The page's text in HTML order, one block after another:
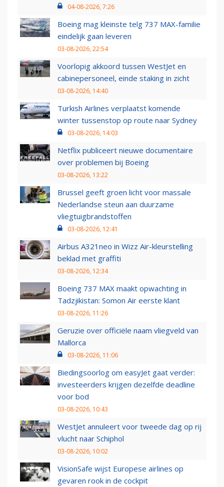
04-08-2026, 7:26
Boeing mag kleinste telg 737 MAX-familie
eindelijk gaan leveren
03-08-2026, 22:54
Voorlopig akkoord tussen WestJet en
cabinepersoneel, einde staking in zicht
03-08-2026, 14:40
Turkish Airlines verplaatst komende
winter tussenstop op route naar Sydney
03-08-2026, 14:03
Netflix publiceert nieuwe documentaire
over problemen bij Boeing
03-08-2026, 13:22
Brussel geeft groen licht voor massale
Nederlandse steun aan duurzame
vliegtuigbrandstoffen
03-08-2026, 12:41
Airbus A321neo in Wizz Air-kleurstelling
beklad met graffiti
03-08-2026, 12:34
Boeing 737 MAX maakt opwachting in
Tadzjikistan: Somon Air eerste klant
03-08-2026, 11:26
Geruzie over officiële naam vliegveld van
Mallorca
03-08-2026, 11:06
Biedingsoorlog om easyJet gaat verder:
investeerders krijgen dezelfde deadline
voor bod
03-08-2026, 10:43
WestJet annuleert voor tweede dag op rij
vlucht naar Schiphol
03-08-2026, 10:02
VisionSafe wijst Europese airlines op
gevaren rook in de cockpit